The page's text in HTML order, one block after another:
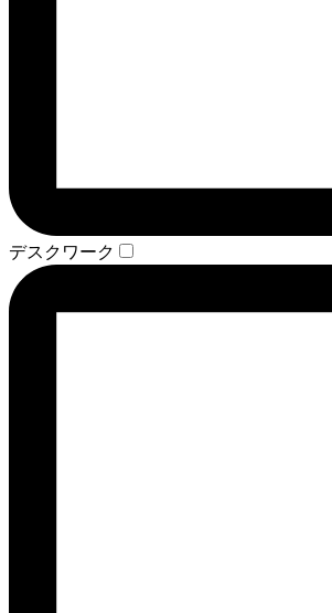
デスクワーク